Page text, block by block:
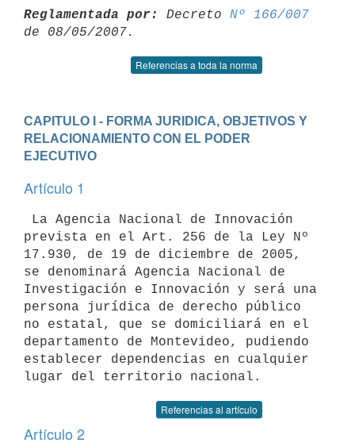
Reglamentada por: Decreto Nº 166/007
Referencias a toda la norma
CAPITULO I - FORMA JURIDICA, OBJETIVOS Y
RELACIONAMIENTO CON EL PODER
EJECUTIVO
Artículo 1
prevista en el Art. 256 de la Ley Nº
17.930, de 19 de diciembre de 2005,
se denominará Agencia Nacional de
Investigación e Innovación y será una
persona jurídica de derecho público
no estatal, que se domiciliará en el
departamento de Montevideo, pudiendo
establecer dependencias en cualquier
Referencias al artículo
Artículo 2